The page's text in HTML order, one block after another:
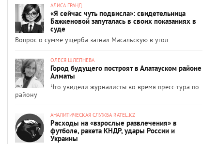
АЛИСА ГРАНД
«Я сейчас чуть подвисла»: свидетельница
Бажкеновой запуталась в своих показаниях в
суде
Вопрос о сумме ущерба загнал Масальскую в угол
ОЛЕСЯ ШЛЕПНЕВА
Город будущего построят в Алатауском районе
Алматы
Что увидели журналисты во время пресс-тура по
району
АНАЛИТИЧЕСКАЯ СЛУЖБА RATEL.KZ
Расходы на «взрослые развлечения» в
футболе, ракета КНДР, удары России и
Украины